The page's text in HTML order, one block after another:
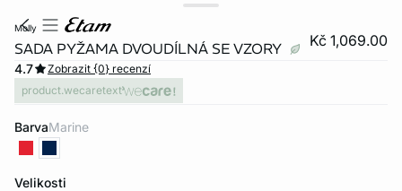
molly
SADA PYŽAMA DVOUDÍLNÁ SE VZORY Kč 1,069.00
4.7
Zobrazit {0} recenzí
product.wecaretext
Barva marine
Velikosti